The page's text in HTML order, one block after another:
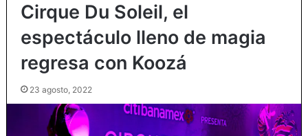
Cirque Du Soleil, el
espectáculo lleno de magia
regresa con Koozá
23 agosto, 2022